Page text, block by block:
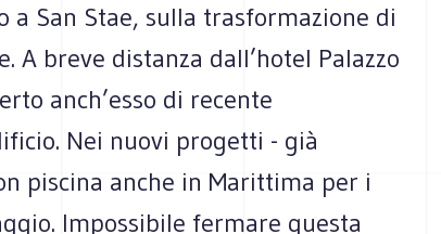
a San Stae, sulla trasformazione di
A breve distanza dall’hotel Palazzo
anch’esso di recente
Nei nuovi progetti - già
piscina anche in Marittima per i
Impossibile fermare questa